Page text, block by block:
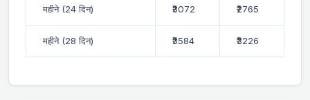
महीने (24 दिन) ₹3072 ₹2765
महीने (28 दिन) ₹3584 ₹3226